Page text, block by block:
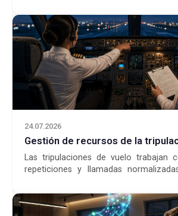
24.07.2026
Gestión de recursos de la
Las tripulaciones de vuelo trabajan
repeticiones y llamadas